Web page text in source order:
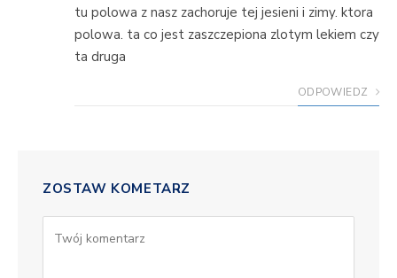
tu polowa z nasz zachoruje tej jesieni i zimy. ktora
polowa. ta co jest zaszczepiona zlotym lekiem czy
ta druga
ODPOWIEDZ
ZOSTAW KOMETARZ